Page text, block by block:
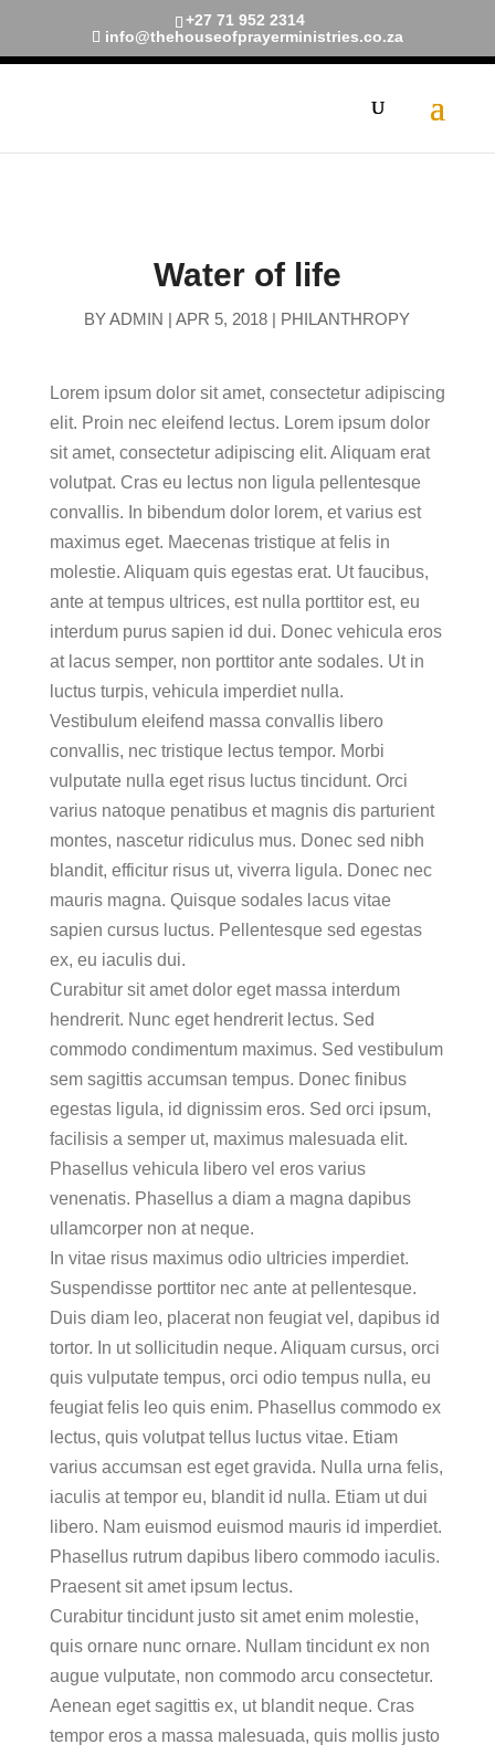
+27 71 952 2314
info@thehouseofprayerministries.co.za
Water of life
BYADMIN |APR 5, 2018 | PHILANTHROPY
Lorem ipsum dolor sit amet, consectetur adipiscing
elit. Proin nec eleifend lectus. Lorem ipsum dolor
sit amet, consectetur adipiscing elit. Aliquam erat
volutpat. Cras eu lectus non ligula pellentesque
convallis. In bibendum dolor lorem, et varius est
maximus eget. Maecenas tristique at felis in
molestie. Aliquam quis egestas erat. Ut faucibus,
ante at tempus ultrices, est nulla porttitor est, eu
interdum purus sapien id dui. Donec vehicula eros
at lacus semper, non porttitor ante sodales. Ut in
luctus turpis, vehicula imperdiet nulla.
Vestibulum eleifend massa convallis libero
convallis, nec tristique lectus tempor. Morbi
vulputate nulla eget risus luctus tincidunt. Orci
varius natoque penatibus et magnis dis parturient
montes, nascetur ridiculus mus. Donec sed nibh
blandit, efficitur risus ut, viverra ligula. Donec nec
mauris magna. Quisque sodales lacus vitae
sapien cursus luctus. Pellentesque sed egestas
ex, eu iaculis dui.
Curabitur sit amet dolor eget massa interdum
hendrerit. Nunc eget hendrerit lectus. Sed
commodo condimentum maximus. Sed vestibulum
sem sagittis accumsan tempus. Donec finibus
egestas ligula, id dignissim eros. Sed orci ipsum,
facilisis a semper ut, maximus malesuada elit.
Phasellus vehicula libero vel eros varius
venenatis. Phasellus a diam a magna dapibus
ullamcorper non at neque.
In vitae risus maximus odio ultricies imperdiet.
Suspendisse porttitor nec ante at pellentesque.
Duis diam leo, placerat non feugiat vel, dapibus id
tortor. In ut sollicitudin neque. Aliquam cursus, orci
quis vulputate tempus, orci odio tempus nulla, eu
feugiat felis leo quis enim. Phasellus commodo ex
lectus, quis volutpat tellus luctus vitae. Etiam
varius accumsan est eget gravida. Nulla urna felis,
iaculis at tempor eu, blandit id nulla. Etiam ut dui
libero. Nam euismod euismod mauris id imperdiet.
Phasellus rutrum dapibus libero commodo iaculis.
Praesent sit amet ipsum lectus.
Curabitur tincidunt justo sit amet enim molestie,
quis ornare nunc ornare. Nullam tincidunt ex non
augue vulputate, non commodo arcu consectetur.
Aenean eget sagittis ex, ut blandit neque. Cras
tempor eros a massa malesuada, quis mollis justo